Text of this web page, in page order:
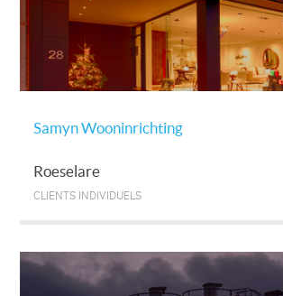
Samyn Wooninrichting
Roeselare
CLIENTS INDIVIDUELS